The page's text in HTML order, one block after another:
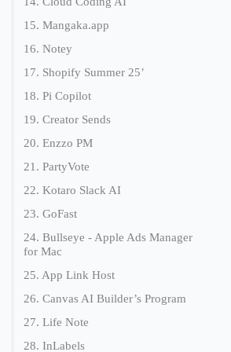
15. Mangaka.app
16. Notey
17. Shopify Summer 25’
18. Pi Copilot
19. Creator Sends
20. Enzzo PM
21. PartyVote
22. Kotaro Slack AI
23. GoFast
24. Bullseye - Apple Ads Manager
for Mac
25. App Link Host
26. Canvas AI Builder’s Program
27. Life Note
28. InLabels